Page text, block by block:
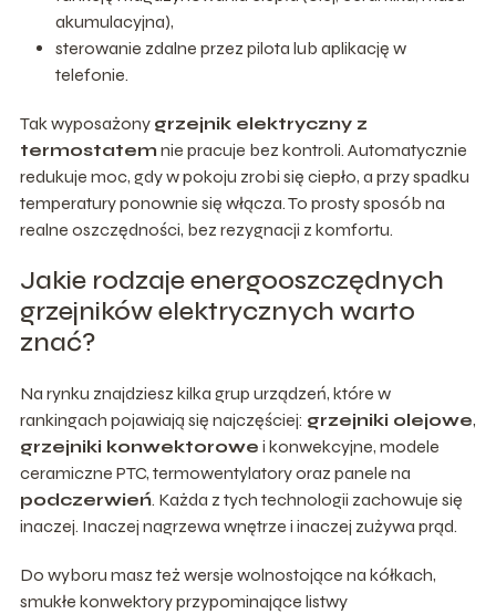
akumulacyjna),
sterowanie zdalne przez pilota lub aplikację w
telefonie.
Tak wyposażony grzejnik elektryczny z
termostatem nie pracuje bez kontroli. Automatycznie
redukuje moc, gdy w pokoju zrobi się ciepło, a przy spadku
temperatury ponownie się włącza. To prosty sposób na
realne oszczędności, bez rezygnacji z komfortu.
Jakie rodzaje energooszczędnych
grzejników elektrycznych warto
znać?
Na rynku znajdziesz kilka grup urządzeń, które w
rankingach pojawiają się najczęściej: grzejniki olejowe,
grzejniki konwektorowe i konwekcyjne, modele
ceramiczne PTC, termowentylatory oraz panele na
podczerwień. Każda z tych technologii zachowuje się
inaczej. Inaczej nagrzewa wnętrze i inaczej zużywa prąd.
Do wyboru masz też wersje wolnostojące na kółkach,
smukłe konwektory przypominające listwy